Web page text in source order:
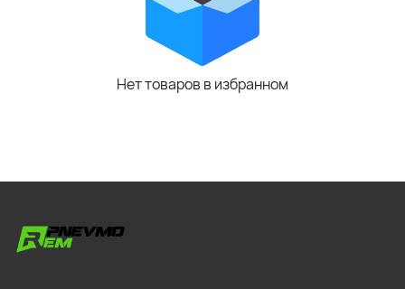
Нет товаров в избранном